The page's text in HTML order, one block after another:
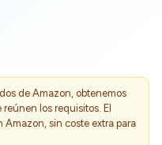
de Amazon, obtenemos
los requisitos. El
Amazon, sin coste extra para